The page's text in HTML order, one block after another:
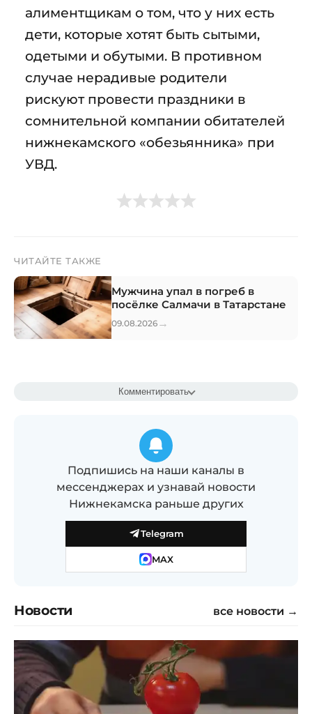
алиментщикам о том, что у них есть
дети, которые хотят быть сытыми,
одетыми и обутыми. В противном
случае нерадивые родители
рискуют провести праздники в
сомнительной компании обитателей
нижнекамского «обезьянника» при
УВД.
ЧИТАЙТЕ ТАКЖЕ
Мужчина упал в погреб в
посёлке Салмачи в Татарстане
09.08.2026 →
Комментировать
Подпишись на наши каналы в
мессенджерах и узнавай новости
Нижнекамска раньше других
Telegram
MAX
Новости все новости →